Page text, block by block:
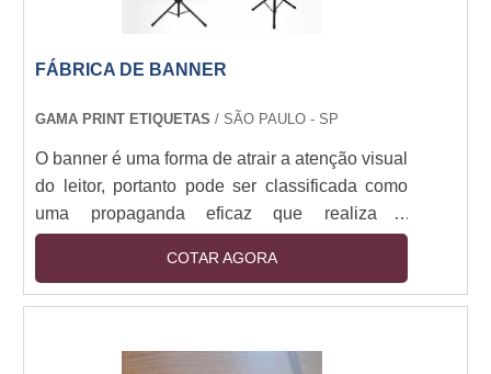
FÁBRICA DE BANNER
GAMA PRINT ETIQUETAS / SÃO PAULO - SP
O banner é uma forma de atrair a atenção visual
do leitor, portanto pode ser classificada como
uma propaganda eficaz que realiza a
divulgação de produtos, marcas, informações e
publicidade em geral. Por isso, o cliente deve
buscar por fábrica de banner de qualidade e
surpresas no futuro.Qualidades do produto
COTAR AGORA